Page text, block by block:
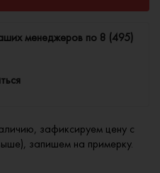
менеджеров по 8 (495)
зафиксируем цену с
запишем на примерку.